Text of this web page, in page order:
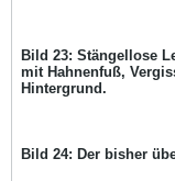
Bild 23: Stängellose
mit Hahnenfuß,
Hintergrund.
Bild 24: Der bisher